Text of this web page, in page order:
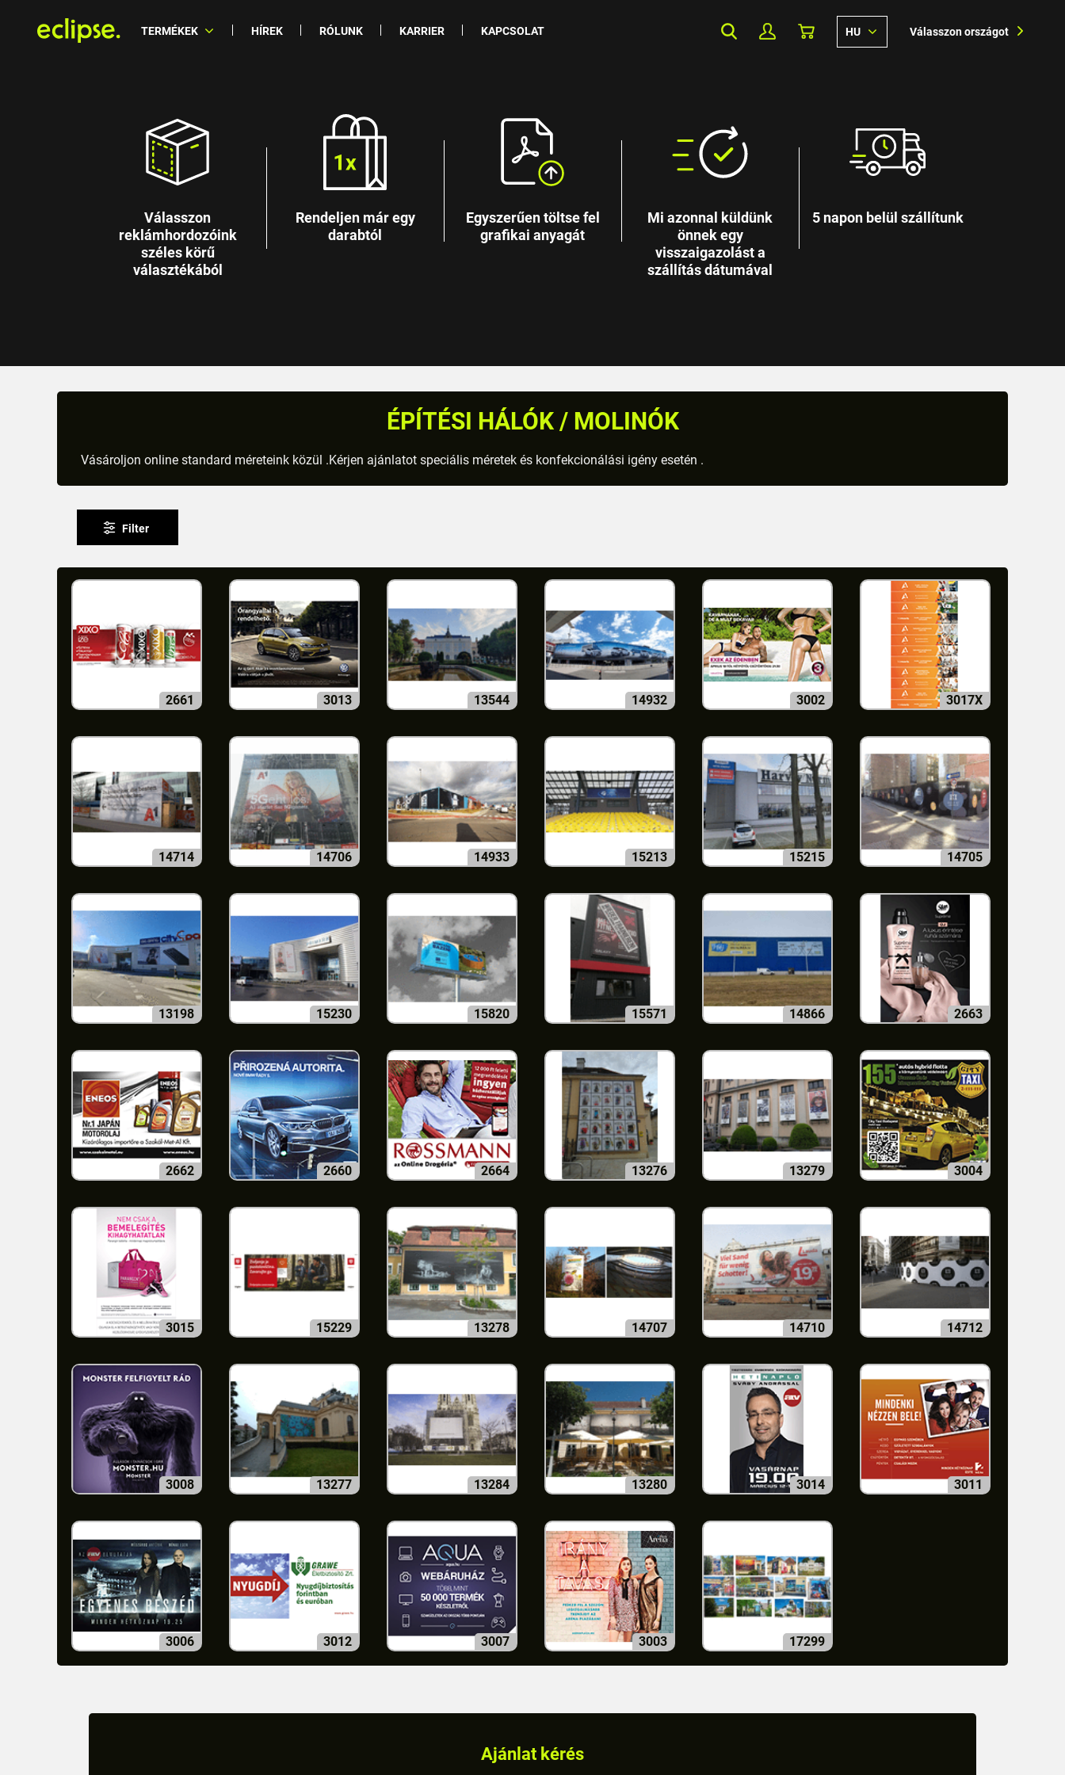
TERMÉKEK HÍREK RÓLUNK KARRIER KAPCSOLAT HU Válasszon országot
Válasszon
reklámhordozóink
széles körű
választékából
Rendeljen már egy
darabtól
Egyszerűen töltse fel
grafikai anyagát
Mi azonnal küldünk
önnek egy
visszaigazolást a
szállítás dátumával
5 napon belül szállítunk
ÉPÍTÉSI HÁLÓK / MOLINÓK
Vásároljon online standard méreteink közül .Kérjen ajánlatot speciális méretek és konfekcionálási igény esetén .
Filter
2661 3013 13544 14932 3002 3017X
14714 14706 14933 15213 15215 14705
13198 15230 15820 15571 14866 2663
2662 2660 2664 13276 13279 3004
3015 15229 13278 14707 14710 14712
3008 13277 13284 13280 3014 3011
3006 3012 3007 3003 17299
Ajánlat kérés